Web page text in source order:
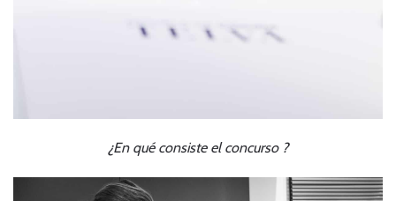
¿En qué consiste el concurso ?